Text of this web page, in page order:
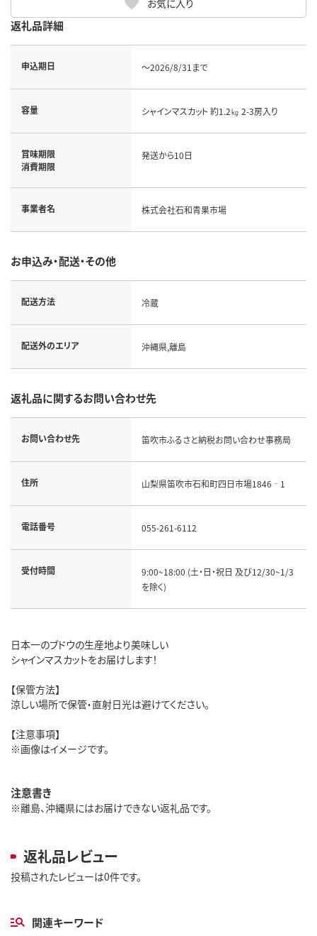
お気に入り
返礼品詳細
申込期日 ～2026/8/31まで
容量 シャインマスカット 約1.2㎏ 2-3房入り
賞味期限
消費期限
発送から10日
事業者名 株式会社石和青果市場
お申込み・配送・その他
配送方法 冷蔵
配送外のエリア 沖縄県,離島
返礼品に関するお問い合わせ先
お問い合わせ先 笛吹市ふるさと納税お問い合わせ事務局
住所 山梨県笛吹市石和町四日市場1846‐1
電話番号 055-261-6112
受付時間
9:00~18:00 (土・日・祝日 及び12/30~1/3
を除く)
日本一のブドウの生産地より美味しい
シャインマスカットをお届けします！
【保管方法】
涼しい場所で保管・直射日光は避けてください。
【注意事項】
※画像はイメージです。
注意書き
※離島、沖縄県にはお届けできない返礼品です。
返礼品レビュー
投稿されたレビューは0件です。
関連キーワード